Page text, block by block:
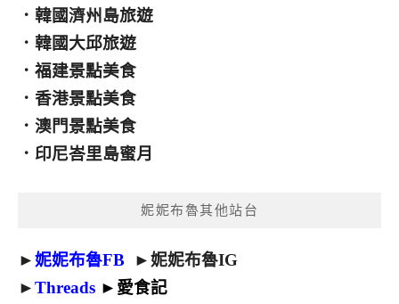
． 韓國濟州島旅遊
． 韓國大邱旅遊
． 福建景點美食
． 香港景點美食
． 澳門景點美食
． 印尼峇里島蜜月
妮妮布魯其他站台
►妮妮布魯FB ►妮妮布魯IG
►Threads ► 愛食記